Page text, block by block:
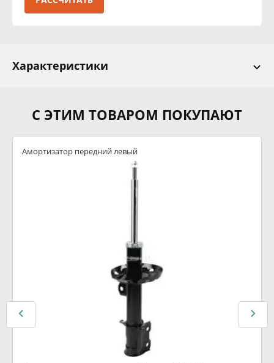
Характеристики
С ЭТИМ ТОВАРОМ ПОКУПАЮТ
Амортизатор передний левый